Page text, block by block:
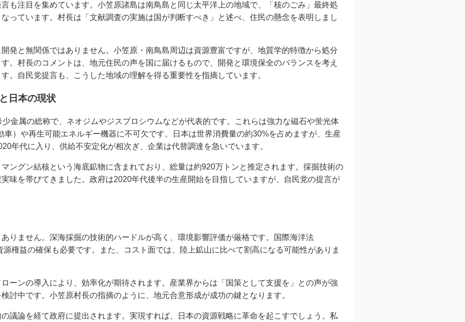
も注目を集めています。小笠原諸島は南鳥島と同じ太平洋上の地域で、「核のごみ」最終処
っています。村長は「文献調査の実施は国が判断すべき」と述べ、住民の懸念を表明しまし
発と無関係ではありません。小笠原・南鳥島周辺は資源豊富ですが、地質学的特徴から処分
。村長のコメントは、地元住民の声を国に届けるもので、開発と環境保全のバランスを考え
。自民党提言も、こうした地域の理解を得る重要性を指摘しています。
日本の現状
金属の総称で、ネオジムやジスプロシウムなどが代表的です。これらは強力な磁石や蛍光体
車）や再生可能エネルギー機器に不可欠です。日本は世界消費量の約30%を占めますが、生産
年代に入り、供給不安定化が相次ぎ、企業は代替調達を急いでいます。
ングン結核という海底鉱物に含まれており、総量は約920万トンと推定されます。採掘技術の
味を帯びてきました。政府は2020年代後半の生産開始を目指していますが、自民党の提言が
りません。深海採掘の技術的ハードルが高く、環境影響評価が厳格です。国際海洋法
源権益の確保も必要です。また、コスト面では、陸上鉱山に比べて割高になる可能性がありま
ーンの導入により、効率化が期待されます。産業界からは「国策として支援を」との声が強
討中です。小笠原村長の指摘のように、地元合意形成が成功の鍵となります。
議論を経て政府に提出されます。実現すれば、日本の資源戦略に革命を起こすでしょう。私